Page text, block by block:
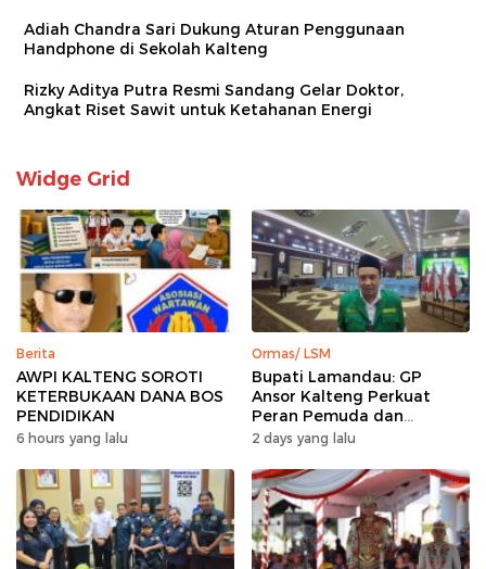
Adiah Chandra Sari Dukung Aturan Penggunaan
Handphone di Sekolah Kalteng
Rizky Aditya Putra Resmi Sandang Gelar Doktor,
Angkat Riset Sawit untuk Ketahanan Energi
Widge Grid
Berita
AWPI KALTENG SOROTI
KETERBUKAAN DANA BOS
PENDIDIKAN
6 hours yang lalu
Ormas/ LSM
Bupati Lamandau: GP
Ansor Kalteng Perkuat
Peran Pemuda dan
Penanganan Karhutla
2 days yang lalu